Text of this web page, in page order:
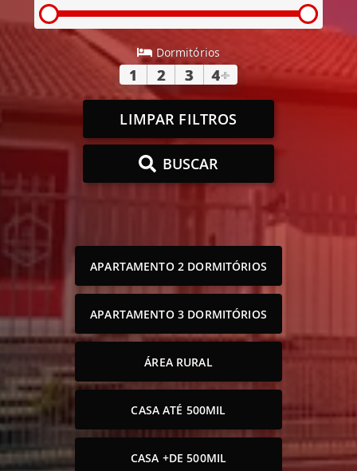
Dormitórios
1 2 3 4+
LIMPAR FILTROS
BUSCAR
APARTAMENTO 2 DORMITÓRIOS
APARTAMENTO 3 DORMITÓRIOS
ÁREA RURAL
CASA ATÉ 500MIL
CASA +DE 500MIL